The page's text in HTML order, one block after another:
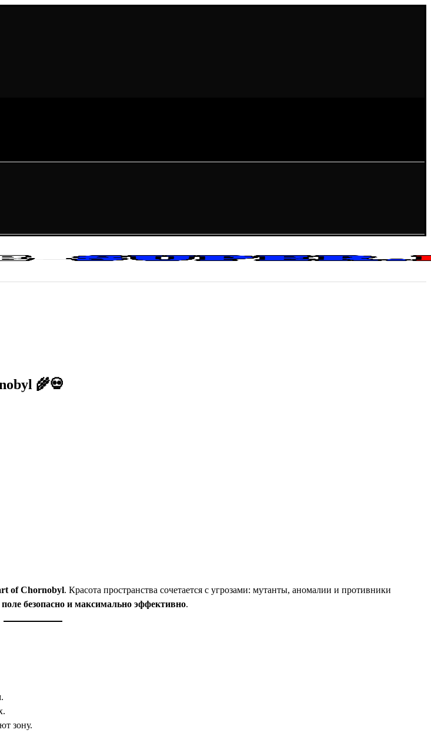
🌾💀
of Chornobyl. Красота пространства сочетается с угрозами: мутанты, аномалии и противники
безопасно и максимально эффективно.
зону.